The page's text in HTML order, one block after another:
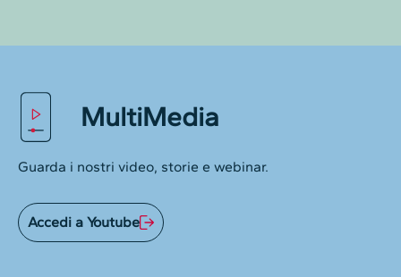
MultiMedia
Guarda i nostri video, storie e webinar.
Accedi a Youtube